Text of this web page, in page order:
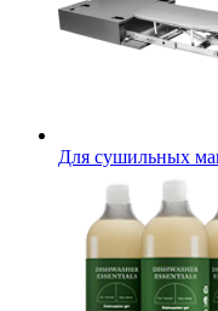
Для сушильных